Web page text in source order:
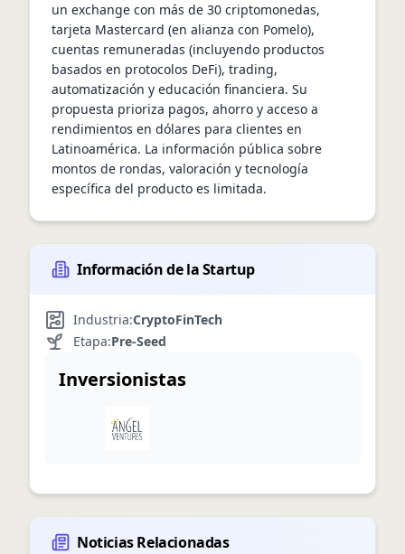
un exchange con más de 30 criptomonedas,
tarjeta Mastercard (en alianza con Pomelo),
cuentas remuneradas (incluyendo productos
basados en protocolos DeFi), trading,
automatización y educación financiera. Su
propuesta prioriza pagos, ahorro y acceso a
rendimientos en dólares para clientes en
Latinoamérica. La información pública sobre
montos de rondas, valoración y tecnología
específica del producto es limitada.
Información de la Startup
Industria:CryptoFinTech
Etapa:Pre-Seed
Inversionistas
Noticias Relacionadas